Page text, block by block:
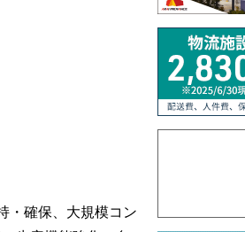
・確保、大規模コン